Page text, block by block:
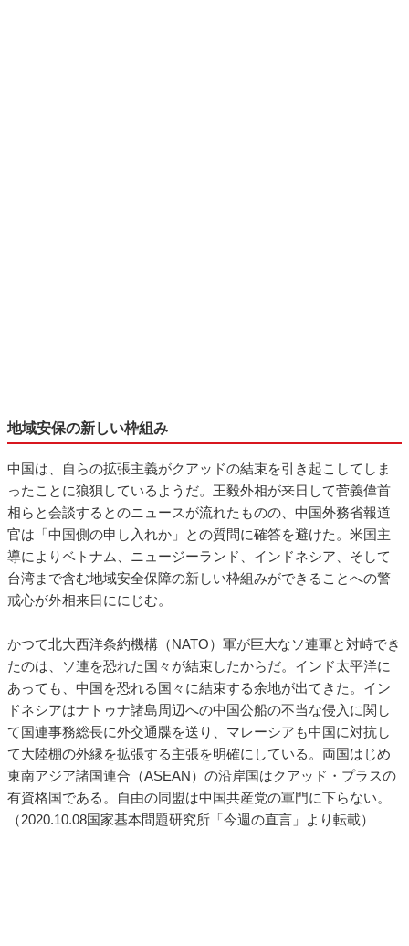
地域安保の新しい枠組み
中国は、自らの拡張主義がクアッドの結束を引き起こしてしま
ったことに狼狽しているようだ。王毅外相が来日して菅義偉首
相らと会談するとのニュースが流れたものの、中国外務省報道
官は「中国側の申し入れか」との質問に確答を避けた。米国主
導によりベトナム、ニュージーランド、インドネシア、そして
台湾まで含む地域安全保障の新しい枠組みができることへの警
戒心が外相来日ににじむ。
かつて北大西洋条約機構（NATO）軍が巨大なソ連軍と対峙でき
たのは、ソ連を恐れた国々が結束したからだ。インド太平洋に
あっても、中国を恐れる国々に結束する余地が出てきた。イン
ドネシアはナトゥナ諸島周辺への中国公船の不当な侵入に関し
て国連事務総長に外交通牒を送り、マレーシアも中国に対抗し
て大陸棚の外縁を拡張する主張を明確にしている。両国はじめ
東南アジア諸国連合（ASEAN）の沿岸国はクアッド・プラスの
有資格国である。自由の同盟は中国共産党の軍門に下らない。
（2020.10.08国家基本問題研究所「今週の直言」より転載）